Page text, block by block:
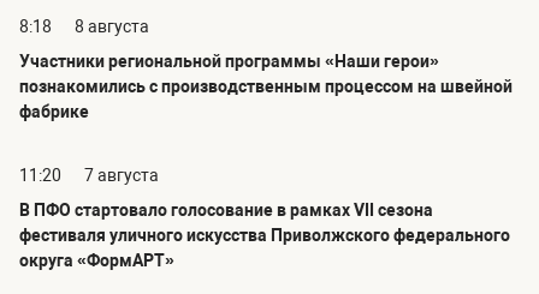
8:18
8 августа
Участники региональной программы «Наши герои»
познакомились с производственным процессом на швейной
фабрике
11:20
7 августа
В ПФО стартовало голосование в рамках VII сезона
фестиваля уличного искусства Приволжского федерального
округа «ФормАРТ»